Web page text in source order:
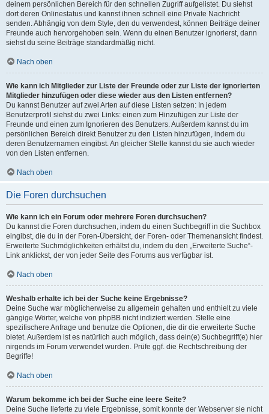
deinem persönlichen Bereich für den schnellen Zugriff aufgelistet. Du siehst
dort deren Onlinestatus und kannst ihnen schnell eine Private Nachricht
senden. Abhängig von dem Style, den du verwendest, können Beiträge deiner
Freunde auch hervorgehoben sein. Wenn du einen Benutzer ignorierst, dann
siehst du seine Beiträge standardmäßig nicht.
Nach oben
Wie kann ich Mitglieder zur Liste der Freunde oder zur Liste der ignorierten
Mitglieder hinzufügen oder diese wieder aus den Listen entfernen?
Du kannst Benutzer auf zwei Arten auf diese Listen setzen: In jedem
Benutzerprofil siehst du zwei Links: einen zum Hinzufügen zur Liste der
Freunde und einen zum Ignorieren des Benutzers. Außerdem kannst du im
persönlichen Bereich direkt Benutzer zu den Listen hinzufügen, indem du
deren Benutzernamen eingibst. An gleicher Stelle kannst du sie auch wieder
von den Listen entfernen.
Nach oben
Die Foren durchsuchen
Wie kann ich ein Forum oder mehrere Foren durchsuchen?
Du kannst die Foren durchsuchen, indem du einen Suchbegriff in die Suchbox
eingibst, die du in der Foren-Übersicht, der Foren- oder Themenansicht findest.
Erweiterte Suchmöglichkeiten erhältst du, indem du den „Erweiterte Suche“-
Link anklickst, der von jeder Seite des Forums aus verfügbar ist.
Nach oben
Weshalb erhalte ich bei der Suche keine Ergebnisse?
Deine Suche war möglicherweise zu allgemein gehalten und enthielt zu viele
gängige Wörter, welche von phpBB nicht indiziert werden. Stelle eine
spezifischere Anfrage und benutze die Optionen, die dir die erweiterte Suche
bietet. Außerdem ist es natürlich auch möglich, dass dein(e) Suchbegriff(e) hier
nirgends im Forum verwendet wurden. Prüfe ggf. die Rechtschreibung der
Begriffe!
Nach oben
Warum bekomme ich bei der Suche eine leere Seite?
Deine Suche lieferte zu viele Ergebnisse, somit konnte der Webserver sie nicht